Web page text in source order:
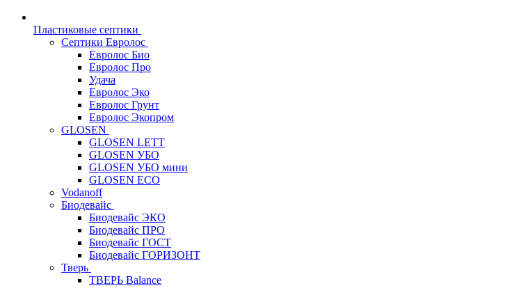
Пластиковые септики
Септики Евролос
Евролос Био
Евролос Про
Удача
Евролос Эко
Евролос Грунт
Евролос Экопром
GLOSEN
GLOSEN LETT
GLOSEN УБО
GLOSEN УБО мини
GLOSEN ECO
Vodanoff
Биодевайс
Биодевайс ЭКО
Биодевайс ПРО
Биодевайс ГОСТ
Биодевайс ГОРИЗОНТ
Тверь
ТВЕРЬ Balance